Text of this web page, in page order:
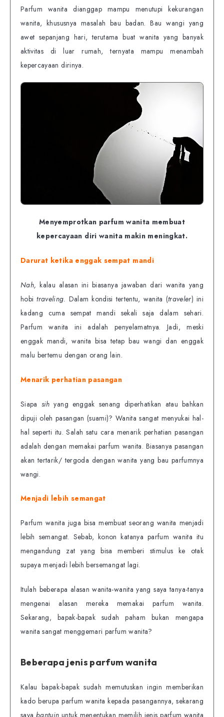
Parfum wanita dianggap mampu menutupi kekurangan
wanita, khususnya masalah bau badan. Bau wangi yang
awet sepanjang hari, terutama buat wanita yang banyak
aktivitas di luar rumah, ternyata mampu menambah
kepercayaan dirinya.
Menyemprotkan parfum wanita membuat
kepercayaan diri wanita makin meningkat.
Darurat ketika enggak sempat mandi
Nah, kalau alasan ini biasanya jawaban dari wanita yang
hobitraveling. Dalam kondisi tertentu, wanita (traveler) ini
kadang cuma sempat mandi sekali saja dalam sehari.
Parfum wanita ini adalah penyelamatnya. Jadi, meski
enggak mandi, wanita bisa tetap bau wangi dan enggak
malu bertemu dengan orang lain.
Menarik perhatian pasangan
Siapa sihyang enggak senang diperhatikan atau bahkan
dipuji oleh pasangan (suami)? Wanita sangat menyukai hal-
hal seperti itu. Salah satu cara menarik perhatian pasangan
adalah dengan memakai parfum wanita. Biasanya pasangan
akan tertarik/ tergoda dengan wanita yang bau parfumnya
wangi.
Menjadi lebih semangat
Parfum wanita juga bisa membuat seorang wanita menjadi
lebih semangat. Sebab, konon katanya parfum wanita itu
mengandung zat yang bisa memberi stimulus ke otak
supaya menjadi lebih bersemangat lagi.
Itulah beberapa alasan wanita-wanita yang saya tanya-tanya
mengenai alasan mereka memakai parfum wanita.
Sekarang, bapak-bapak sudah paham bukan mengapa
wanita sangat menggemari parfum wanita?
Beberapa jenis parfum wanita
Kalau bapak-bapak sudah memutuskan ingin memberikan
kado berupa parfum wanita kepada pasangannya, sekarang
sayabantuin untuk menentukan memilih jenis parfum wanita